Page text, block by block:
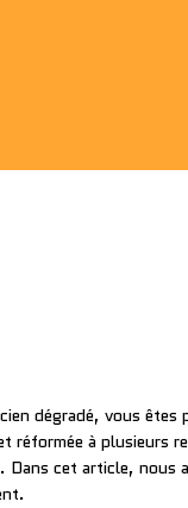
dégradé, vous
réformée à
cet article,